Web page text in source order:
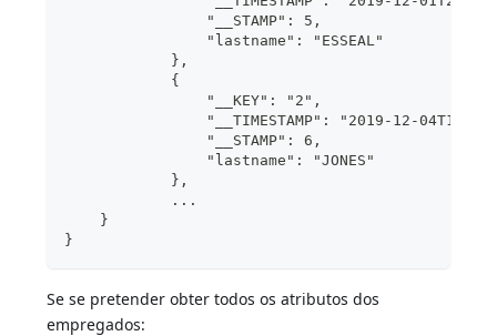
                "__STAMP": 5,
                "lastname": "ESSEAL"
            },
            {
                "__KEY": "2",
"__TIMESTAMP": "2019-12-
                "__STAMP": 6,
                "lastname": "JONES"
            },
            ...
    }
}
Se se pretender obter todos os atributos dos
empregados: